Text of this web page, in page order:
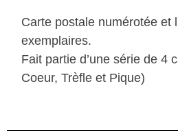
Carte postale numérotée et
exemplaires.
Fait partie d’une série de 4
Coeur, Trèfle et Pique)